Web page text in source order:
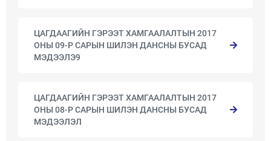
ЦАГДААГИЙН ГЭРЭЭТ ХАМГААЛАЛТЫН 2017
ОНЫ 09-Р САРЫН ШИЛЭН ДАНСНЫ БУСАД
МЭДЭЭЛЭ9
ЦАГДААГИЙН ГЭРЭЭТ ХАМГААЛАЛТЫН 2017
ОНЫ 08-Р САРЫН ШИЛЭН ДАНСНЫ БУСАД
МЭДЭЭЛЭЛ